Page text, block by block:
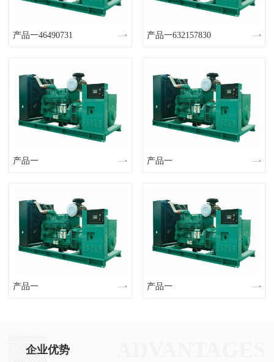
产品一46490731 产品一632157830
产品一 产品一
产品一 产品一
企业优势